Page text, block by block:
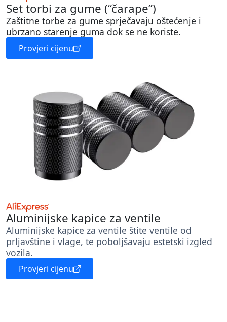
Set torbi za gume (“čarape”)
Zaštitne torbe za gume sprječavaju oštećenje i
ubrzano starenje guma dok se ne koriste.
Provjeri cijenu
Aluminijske kapice za ventile
Aluminijske kapice za ventile štite ventile od
prljavštine i vlage, te poboljšavaju estetski izgled
vozila.
Provjeri cijenu